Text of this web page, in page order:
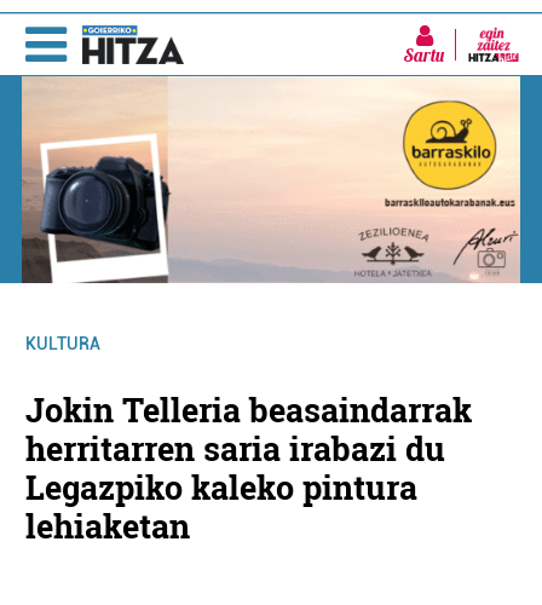
Sartu
KULTURA
Jokin Telleria beasaindarrak
herritarren saria irabazi du
Legazpiko kaleko pintura
lehiaketan